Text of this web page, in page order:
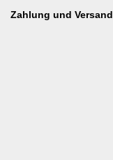
Zahlung und Versand